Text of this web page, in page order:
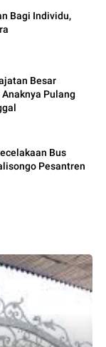
Besar
Pulang
Bus
Pesantren